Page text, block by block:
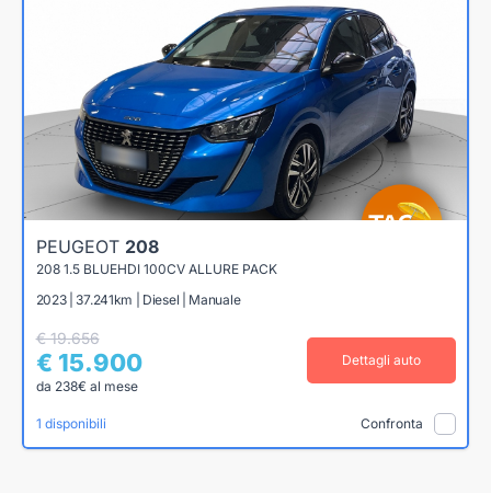
PEUGEOT 208
208 1.5 BLUEHDI 100CV ALLURE PACK
2023 | 37.241km | Diesel | Manuale
€ 19.656
€ 15.900
da 238€ al mese
Dettagli auto
1 disponibili Confronta